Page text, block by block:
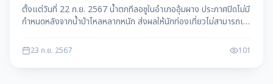
ตั้งแต่วันที่ 22 ก.ย. 2567 น้ำตกทีลอซูในอำเภออุ้มผาง ประกาศปิดไม่มี
กำหนดหลังจากน้ำป่าไหลหลากหนัก ส่งผลให้นักท่องเที่ยวไม่สามารถเข้า
23 ก.ย. 2567 101